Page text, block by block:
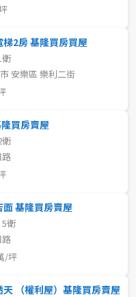
梯2房 基隆買房買屋
衛
安樂區 樂利二街
買房賣屋
衛
路
基隆買房賣屋
5衛
路
/坪
（權利屋）基隆買房賣屋